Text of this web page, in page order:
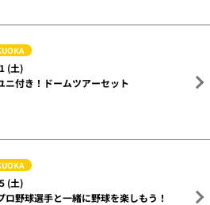
(土)
ニ付き！ドームツアーセット
(土)
ロ野球選手と一緒に野球を楽しもう！